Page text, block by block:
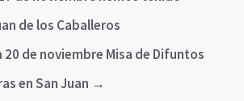
de los Caballeros
20 de noviembre Misa de Difuntos
en San Juan →